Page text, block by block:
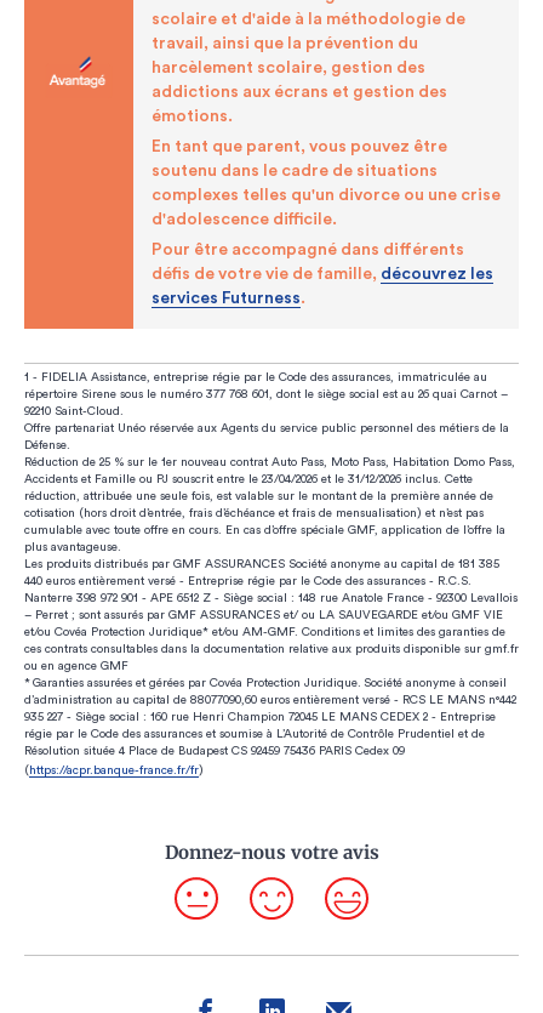
scolaire et d'aide à la méthodologie de
travail, ainsi que la prévention du
harcèlement scolaire, gestion des
addictions aux écrans et gestion des
émotions.
En tant que parent, vous pouvez être
soutenu dans le cadre de situations
complexes telles qu'un divorce ou une crise
d'adolescence difficile.
Pour être accompagné dans différents
défis de votre vie de famille, découvrez les
services Futurness.
1 - FIDELIA Assistance, entreprise régie par le Code des assurances, immatriculée au
répertoire Sirene sous le numéro 377 768 601, dont le siège social est au 26 quai Carnot –
92210 Saint-Cloud.
Offre partenariat Unéo réservée aux Agents du service public personnel des métiers de la
Défense.
Réduction de 25 % sur le 1er nouveau contrat Auto Pass, Moto Pass, Habitation Domo Pass,
Accidents et Famille ou PJ souscrit entre le 23/04/2026 et le 31/12/2026 inclus. Cette
réduction, attribuée une seule fois, est valable sur le montant de la première année de
cotisation (hors droit d’entrée, frais d’échéance et frais de mensualisation) et n’est pas
cumulable avec toute offre en cours. En cas d’offre spéciale GMF, application de l’offre la
plus avantageuse.
Les produits distribués par GMF ASSURANCES Société anonyme au capital de 181 385
440 euros entièrement versé - Entreprise régie par le Code des assurances - R.C.S.
Nanterre 398 972 901 - APE 6512 Z - Siège social : 148 rue Anatole France - 92300 Levallois
– Perret ; sont assurés par GMF ASSURANCES et/ ou LA SAUVEGARDE et/ou GMF VIE
et/ou Covéa Protection Juridique* et/ou AM-GMF. Conditions et limites des garanties de
ces contrats consultables dans la documentation relative aux produits disponible sur gmf.fr
ou en agence GMF
* Garanties assurées et gérées par Covéa Protection Juridique. Société anonyme à conseil
d’administration au capital de 88077090,60 euros entièrement versé - RCS LE MANS n°442
935 227 - Siège social : 160 rue Henri Champion 72045 LE MANS CEDEX 2 - Entreprise
régie par le Code des assurances et soumise à L’Autorité de Contrôle Prudentiel et de
Résolution située 4 Place de Budapest CS 92459 75436 PARIS Cedex 09
( https://acpr.banque-france.fr/fr)
Donnez-nous votre avis